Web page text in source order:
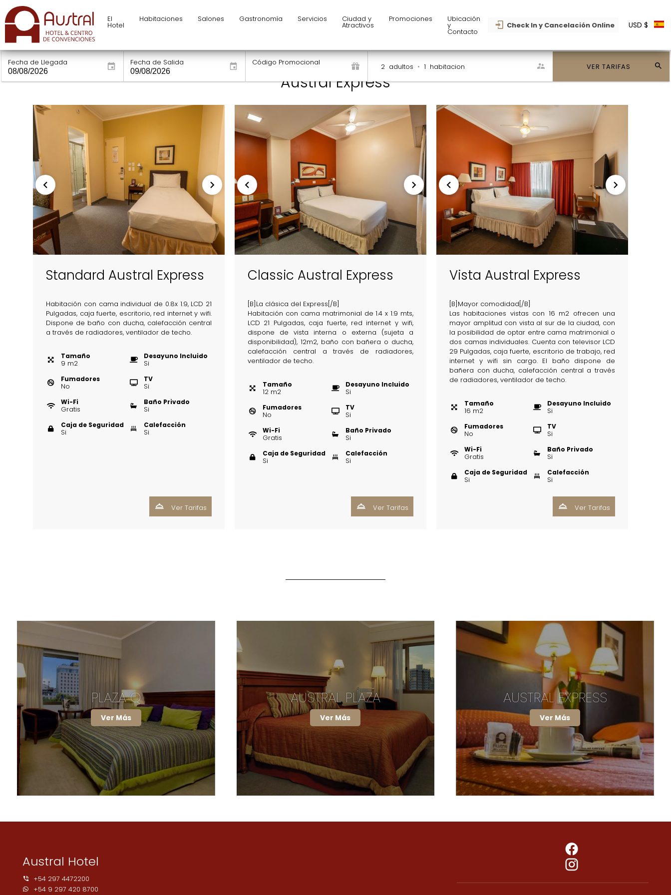
El
Hotel
Habitaciones Salones Gastronomía Servicios Ciudad y
Atractivos
Promociones Ubicación
y
Contacto
Check In y Cancelación Online USD $
Fecha de Llegada Fecha de Salida Código Promocional 2 adultos • 1 habitacion VER TARIFAS
Austral Express
Standard Austral Express
Habitación con cama individual de 0.8x 1.9, LCD 21
Pulgadas, caja fuerte, escritorio, red internet y wifi.
Dispone de baño con ducha, calefacción central
a través de radiadores, ventilador de techo.
Tamaño
9 m2
Desayuno Incluido
Si
Fumadores
No
TV
Si
Wi-Fi
Gratis
Baño Privado
Si
Caja de Seguridad
Si
Calefacción
Si
Ver Tarifas
Classic Austral Express
[B]La clásica del Express[/B]
Habitación con cama matrimonial de 1.4 x 1.9 mts,
LCD 21 Pulgadas, caja fuerte, red internet y wifi,
dispone de vista interna o externa (sujeta a
disponibilidad), 12m2, baño con bañera o ducha,
calefacción central a través de radiadores,
ventilador de techo.
Tamaño
12 m2
Desayuno Incluido
Si
Fumadores
No
TV
Si
Wi-Fi
Gratis
Baño Privado
Si
Caja de Seguridad
Si
Calefacción
Si
Ver Tarifas
Vista Austral Express
[B]Mayor comodidad[/B]
Las habitaciones vistas con 16 m2 ofrecen una
mayor amplitud con vista al sur de la ciudad, con
la posibilidad de optar entre cama matrimonial o
dos camas individuales. Cuenta con televisor LCD
29 Pulgadas, caja fuerte, escritorio de trabajo, red
internet y wifi sin cargo. El baño dispone de
bañera con ducha, calefacción central a través
de radiadores, ventilador de techo.
Tamaño
16 m2
Desayuno Incluido
Si
Fumadores
No
TV
Si
Wi-Fi
Gratis
Baño Privado
Si
Caja de Seguridad
Si
Calefacción
Si
Ver Tarifas
PLAZA Q
Ver Más
AUSTRAL PLAZA
Ver Más
AUSTRAL EXPRESS
Ver Más
Austral Hotel
+54 297 4472200
+54 9 297 420 8700